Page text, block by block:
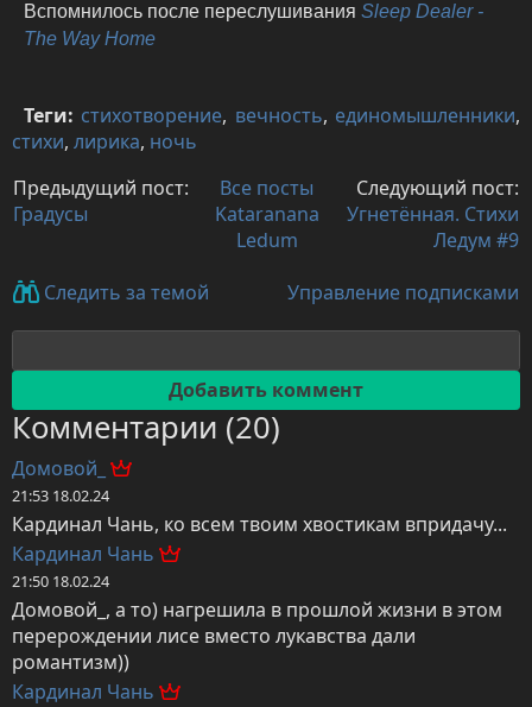
Вспомнилось после переслушивания Sleep Dealer -
The Way Home
Теги: стихотворение, вечность, единомышленники,
стихи, лирика, ночь
Предыдущий пост:
Градусы
Все посты
Kataranana
Ledum
Следующий пост:
Угнетённая. Стихи
Ледум #9
Следить за темой Управление подписками
Комментарии (20)
Домовой_
21:53 18.02.24
Кардинал Чань, ко всем твоим хвостикам впридачу...
Кардинал Чань
21:50 18.02.24
Домовой_, а то) нагрешила в прошлой жизни в этом
перерождении лисе вместо лукавства дали
романтизм))
Кардинал Чань